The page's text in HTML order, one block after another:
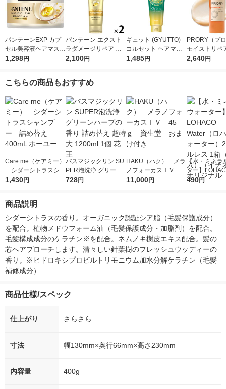
パンテーンEXP カプ
セル美容液ヘアマスク
170g P＆G
1,298円
パンテーン エクスト
ラダメージリペア 洗
い流すトリートメント
2,100円
ギュット (GYUTTO)
コルセット ヘアマス
ク トリートメント
1,485円
PRORY（プ
モイストリペ
ートメント
2,640円
こちらの商品もおすすめ
Care me（ケアミー）
シダーシトラスシャ
ンプー 詰め替え 400
1,430円
バスマジックリン SU
PER泡洗浄 グリーン
ハーブの香り 詰め替
728円
HAKU（ハク） メラ
ノフォーカスＩＶ 4
5ｇ 資生堂 おまけ
11,000円
【水・ミネラ
ター】
r（ロハコウ
490円
商品説明
シダーシトラスの香り。オーガニック認証シア脂（毛髪保護成分）
を配合。植物メドウフォーム油（毛髪保護成分・加脂剤）を配合。
毛髪構成成分のケラチン※を配合。ネムノキ樹皮エキス配合。髪の
芯へアプローチします。清々しい針葉樹のフレッシュウッディーの
香り。※ヒドロキシプロピルトリモニウム加水分解ケラチン（毛髪
補修成分）
商品仕様/スペック
仕上がり さらさら
寸法 幅130mm×奥行66mm×高さ230mm
内容量 400g